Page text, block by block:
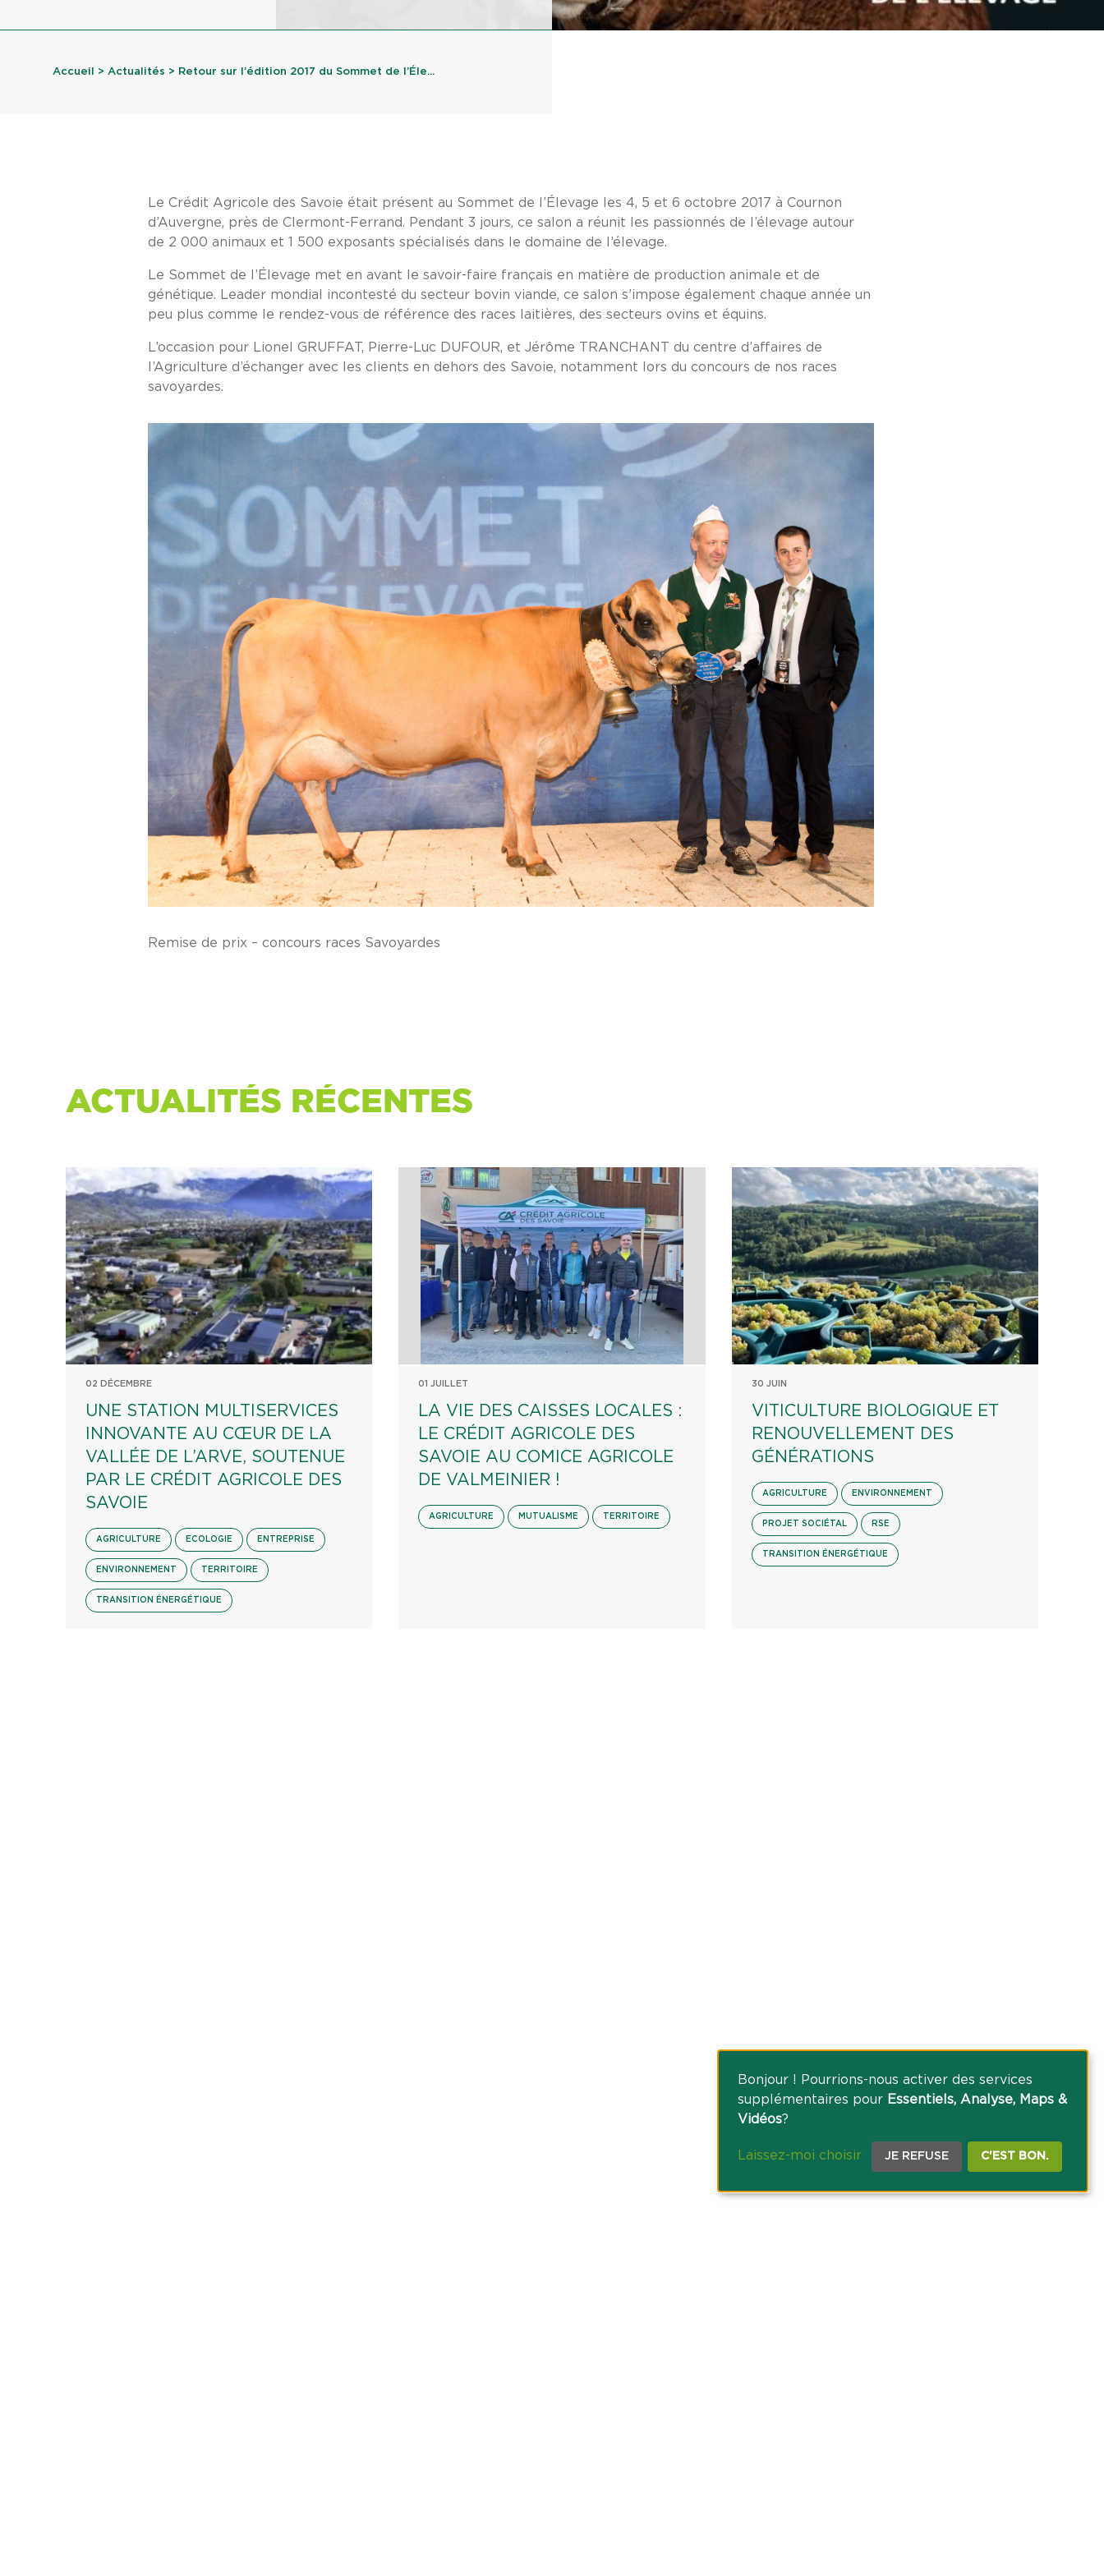
Bonjour ! Pourrions-nous activer des services
supplémentaires pour Essentiels, Analyse, Maps &
Vidéos?
Laissez-moi choisir JE REFUSE C'EST BON.
Accueil > Actualités > Retour sur l’édition 2017 du Sommet de l’Éle...
Le Crédit Agricole des Savoie était présent au Sommet de l’Élevage les 4, 5 et 6 octobre 2017 à Cournon
d’Auvergne, près de Clermont-Ferrand. Pendant 3 jours, ce salon a réunit les passionnés de l’élevage autour
de 2 000 animaux et 1 500 exposants spécialisés dans le domaine de l’élevage.
Le Sommet de l’Élevage met en avant le savoir-faire français en matière de production animale et de
génétique. Leader mondial incontesté du secteur bovin viande, ce salon s’impose également chaque année un
peu plus comme le rendez-vous de référence des races laitières, des secteurs ovins et équins.
L’occasion pour Lionel GRUFFAT, Pierre-Luc DUFOUR, et Jérôme TRANCHANT du centre d’affaires de
l’Agriculture d’échanger avec les clients en dehors des Savoie, notamment lors du concours de nos races
savoyardes.
Remise de prix – concours races Savoyardes
ACTUALITÉS RÉCENTES
02 DÉCEMBRE
UNE STATION MULTISERVICES
INNOVANTE AU CŒUR DE LA
VALLÉE DE L’ARVE, SOUTENUE
PAR LE CRÉDIT AGRICOLE DES
SAVOIE
AGRICULTURE ECOLOGIE ENTREPRISE
ENVIRONNEMENT TERRITOIRE
TRANSITION ÉNERGÉTIQUE
01 JUILLET
LA VIE DES CAISSES LOCALES :
LE CRÉDIT AGRICOLE DES
SAVOIE AU COMICE AGRICOLE
DE VALMEINIER !
AGRICULTURE MUTUALISME TERRITOIRE
30 JUIN
VITICULTURE BIOLOGIQUE ET
RENOUVELLEMENT DES
GÉNÉRATIONS
AGRICULTURE ENVIRONNEMENT
PROJET SOCIÉTAL RSE
TRANSITION ÉNERGÉTIQUE